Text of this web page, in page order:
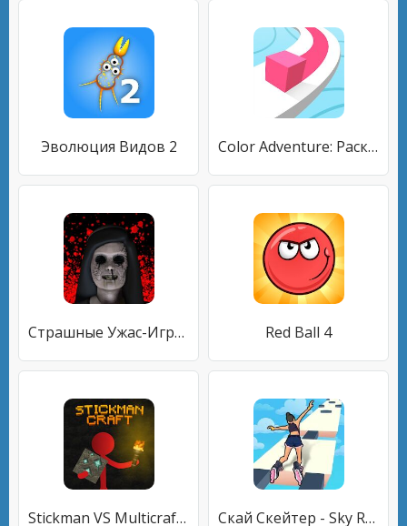
Эволюция Видов 2 Color Adventure: Раскрась Путь
Страшные Ужас-Игры: Побег от Призрака Злого Соседа Red Ball 4
Stickman VS Multicraft: Fight Pocket Craft Скай Скейтер - Sky Roller